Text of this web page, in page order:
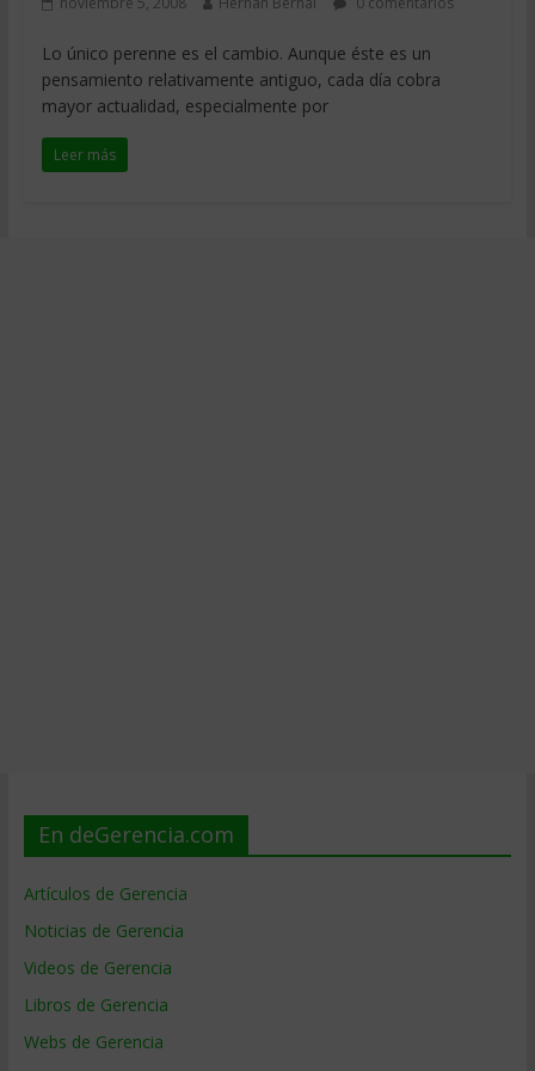
Lo único perenne es el cambio. Aunque éste es un
pensamiento relativamente antiguo, cada día cobra
mayor actualidad, especialmente por
Leer más
En deGerencia.com
Artículos de Gerencia
Noticias de Gerencia
Videos de Gerencia
Libros de Gerencia
Webs de Gerencia